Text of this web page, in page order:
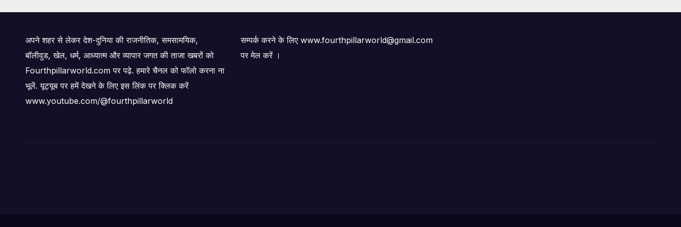
अपने शहर से लेकर देश-दुनिया की राजनीतिक, समसामयिक,
बॉलीवुड, खेल, धर्म, आध्यात्म और व्यापार जगत की ताजा खबरों को
Fourthpillarworld.com पर पढ़े. हमारे चैनल को फॉलो करना ना
भूलें. यूट्यूब पर हमें देखने के लिए इस लिंक पर क्लिक करें
www.youtube.com/@fourthpillarworld
सम्पर्क करने के लिए www.fourthpillarworld@gmail.com
पर मेल करें ।